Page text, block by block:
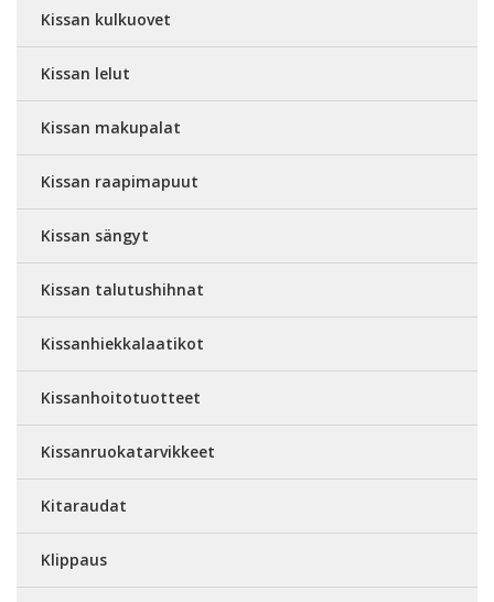
Kissan kulkuovet
Kissan lelut
Kissan makupalat
Kissan raapimapuut
Kissan sängyt
Kissan talutushihnat
Kissanhiekkalaatikot
Kissanhoitotuotteet
Kissanruokatarvikkeet
Kitaraudat
Klippaus